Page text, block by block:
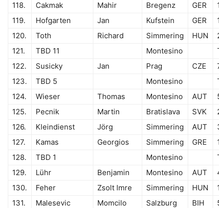
118.
Cakmak Mahir Bregenz GER
119.
Hofgarten Jan Kufstein GER
120.
Toth Richard Simmering HUN
121.
TBD 11 Montesino
122.
Susicky Jan Prag CZE
123.
TBD 5 Montesino
124.
Wieser Thomas Montesino AUT
125.
Pecnik Martin Bratislava SVK
126.
Kleindienst Jörg Simmering AUT
127.
Kamas Georgios Simmering GRE
128.
TBD 1 Montesino
129.
Lühr Benjamin Montesino AUT
130.
Feher Zsolt Imre Simmering HUN
131.
Malesevic Momcilo Salzburg BIH